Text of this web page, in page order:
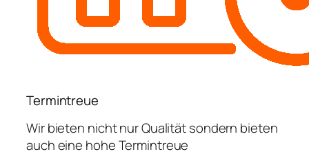
Termintreue
Wir bieten nicht nur Qualität sondern bieten
auch eine hohe Termintreue